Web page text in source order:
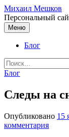
Перейти
к
содержимому
Михаил Мешков
Персональный
Меню
Блог
Найти:
Блог
Следы на
Опубликовано 15
комментария